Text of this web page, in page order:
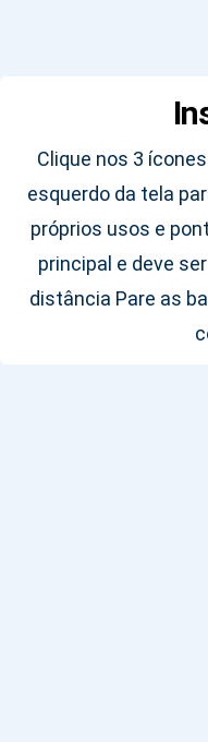
Clique nos 3
esquerdo da tela
próprios usos e
principal e deve
distância Pare as